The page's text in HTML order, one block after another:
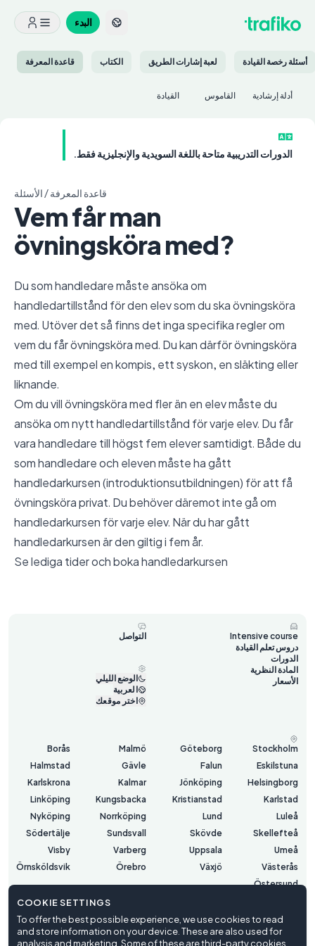
البدء
أسئلة رخصة القيادة لعبة إشارات الطريق الكتاب قاعدة المعرفة
أدلة إرشادية القاموس القيادة
الدورات التدريبية متاحة باللغة السويدية والإنجليزية فقط.
قاعدة المعرفة/ الأسئلة
Vem får man
övningsköra med?
Du som handledare måste ansöka om
handledartillstånd för den elev som du ska övningsköra
med. Utöver det så finns det inga specifika regler om
vem du får övningsköra med. Du kan därför övningsköra
med till exempel en kompis, ett syskon, en släkting eller
liknande.
Om du vill övningsköra med fler än en elev måste du
ansöka om nytt handledartillstånd för varje elev. Du får
vara handledare till högst fem elever samtidigt. Både du
som handledare och eleven måste ha gått
handledarkursen (introduktionsutbildningen) för att få
övningsköra privat. Du behöver däremot inte gå om
handledarkursen för varje elev. När du har gått
handledarkursen är den giltig i fem år.
Se lediga tider och boka handledarkursen
Intensive course
دروس تعلم القيادة
الدورات
المادة النظرية
الأسعار
التواصل
الوضع الليلي
العربية
اختر موقعك
Stockholm
Göteborg
Malmö
Borås
Eskilstuna
Falun
Gävle
Halmstad
Helsingborg
Jönköping
Kalmar
Karlskrona
Karlstad
Kristianstad
Kungsbacka
Linköping
Luleå
Lund
Norrköping
Nyköping
Skellefteå
Skövde
Sundsvall
Södertälje
Umeå
Uppsala
Varberg
Visby
Västerås
Växjö
Örebro
Örnsköldsvik
Östersund
شروط الاستخدام
سياسة الخصوصية
COOKIE SETTINGS
To offer the best possible experience, we use cookies to read
and store information on your device. These are also used for
analysis and marketing. Some of these are third-party cookies,